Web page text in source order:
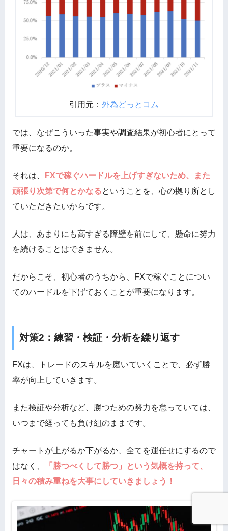
引用元： 外為どっとコム
では、なぜこういった事実や調査結果が初心者にとって
重要になるのか。
それは、
FXで稼ぐハードルを上げすぎないため、また
頑張り次第で何とかなるということを、心の拠り所とし
ていただきたいからです。
人は、あまりにも高すぎる障壁を前にして、懸命に努力
を続けることはできません。
だからこそ、初心者のうちから、FXで稼ぐことについ
てのハードルを下げておくことが重要になります。
対策2：練習・検証・分析を繰り返す
FXは、トレードのスキルを磨いていくことで、必ず勝
率が向上していきます。
また検証や分析など、勝つための努力を怠っていては、
いつまで経っても負け組のままです。
チャートが上がるか下がるか、全てを運任せにするので
はなく、
「勝つべくして勝つ」という気概を持って、
日々の積み重ねを大事にしていきましょう！